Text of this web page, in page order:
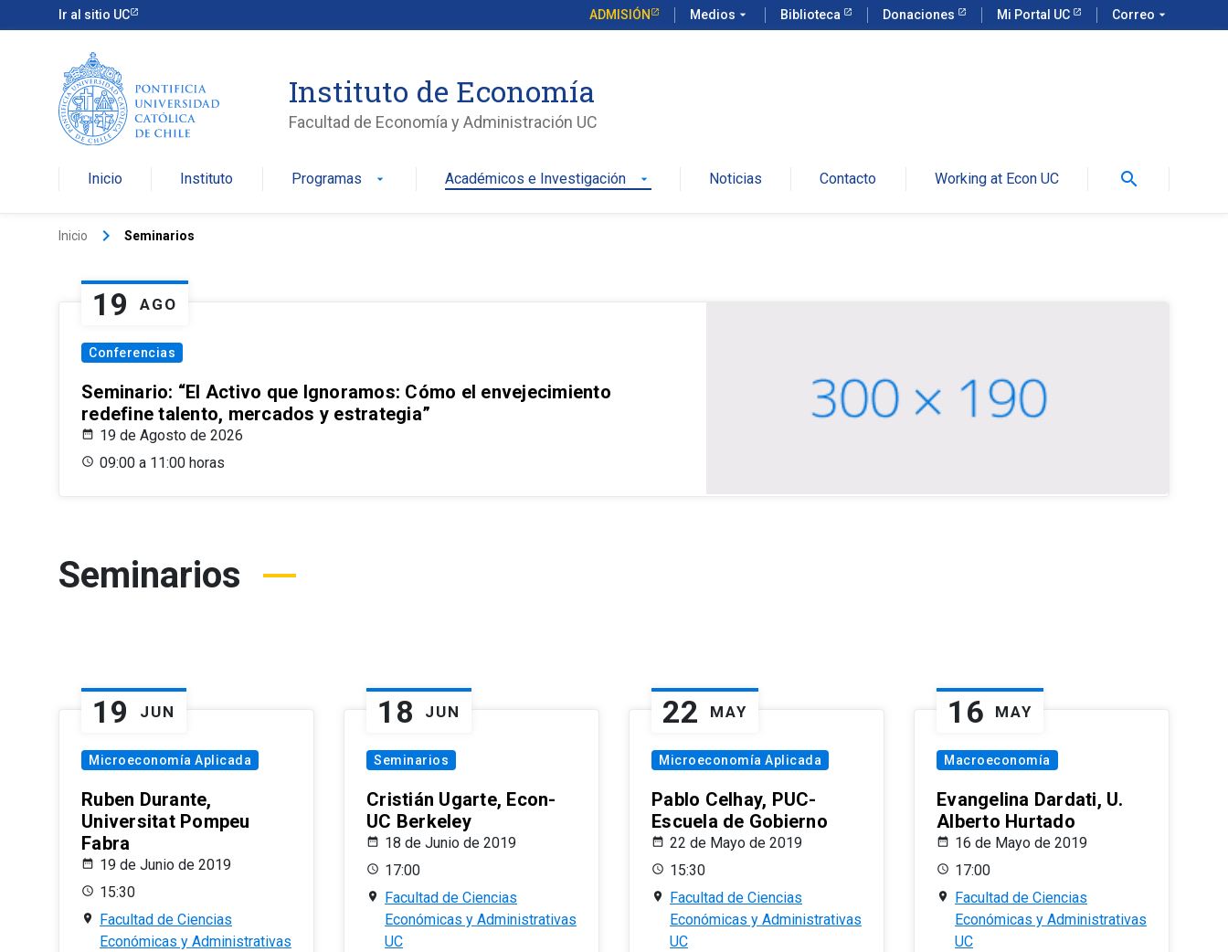
Ir al sitio UC ADMISIÓN Medios arrow_drop_down Biblioteca Donaciones Mi Portal UC Correo arrow_drop_down
Instituto de Economía
Facultad de Economía y Administración UC
Inicio Instituto Programas arrow_drop_down Académicos e Investigación arrow_drop_down Noticias Contacto Working at Econ UC search
Inicio keyboard_arrow_right Seminarios
19 AGO
Conferencias
Seminario: “El Activo que Ignoramos: Cómo el envejecimiento
redefine talento, mercados y estrategia”
19 de Agosto de 2026
09:00 a 11:00 horas
Seminarios
19 JUN
Microeconomía Aplicada
Ruben Durante,
Universitat Pompeu
Fabra
19 de Junio de 2019
15:30
Facultad de Ciencias
Económicas y Administrativas
18 JUN
Seminarios
Cristián Ugarte, Econ-
UC Berkeley
18 de Junio de 2019
17:00
Facultad de Ciencias
Económicas y Administrativas
UC
22 MAY
Microeconomía Aplicada
Pablo Celhay, PUC-
Escuela de Gobierno
22 de Mayo de 2019
15:30
Facultad de Ciencias
Económicas y Administrativas
UC
16 MAY
Macroeconomía
Evangelina Dardati, U.
Alberto Hurtado
16 de Mayo de 2019
17:00
Facultad de Ciencias
Económicas y Administrativas
UC